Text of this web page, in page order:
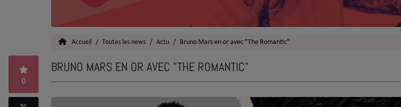
Talents
Top 5
Accueil Toutes les news Actu Bruno Mars en or avec "The Romantic"
BRUNO MARS EN OR AVEC "THE ROMANTIC"
0